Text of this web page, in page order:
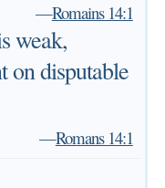
—Romains 14:1
weak,
on disputable
—Romans 14:1